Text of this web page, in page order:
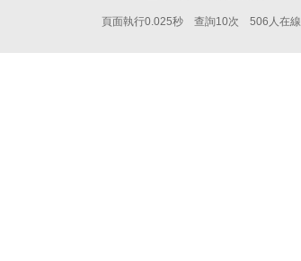
頁面執行0.025秒 查詢10次 506人在線